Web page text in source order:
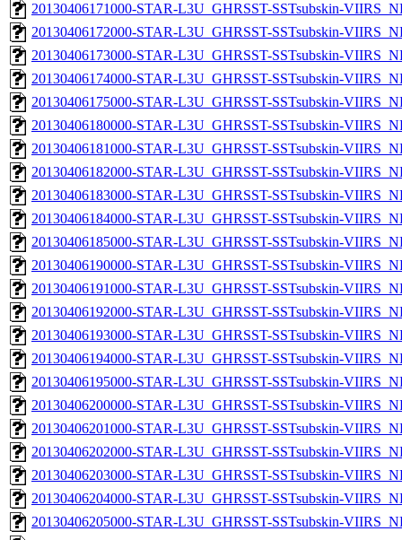
20130406171000-STAR-L3U_GHRSST-SSTsubskin-
20130406172000-STAR-L3U_GHRSST-SSTsubskin-
20130406173000-STAR-L3U_GHRSST-SSTsubskin-
20130406174000-STAR-L3U_GHRSST-SSTsubskin-
20130406175000-STAR-L3U_GHRSST-SSTsubskin-
20130406180000-STAR-L3U_GHRSST-SSTsubskin-
20130406181000-STAR-L3U_GHRSST-SSTsubskin-
20130406182000-STAR-L3U_GHRSST-SSTsubskin-
20130406183000-STAR-L3U_GHRSST-SSTsubskin-
20130406184000-STAR-L3U_GHRSST-SSTsubskin-
20130406185000-STAR-L3U_GHRSST-SSTsubskin-
20130406190000-STAR-L3U_GHRSST-SSTsubskin-
20130406191000-STAR-L3U_GHRSST-SSTsubskin-
20130406192000-STAR-L3U_GHRSST-SSTsubskin-
20130406193000-STAR-L3U_GHRSST-SSTsubskin-
20130406194000-STAR-L3U_GHRSST-SSTsubskin-
20130406195000-STAR-L3U_GHRSST-SSTsubskin-
20130406200000-STAR-L3U_GHRSST-SSTsubskin-
20130406201000-STAR-L3U_GHRSST-SSTsubskin-
20130406202000-STAR-L3U_GHRSST-SSTsubskin-
20130406203000-STAR-L3U_GHRSST-SSTsubskin-
20130406204000-STAR-L3U_GHRSST-SSTsubskin-
20130406205000-STAR-L3U_GHRSST-SSTsubskin-